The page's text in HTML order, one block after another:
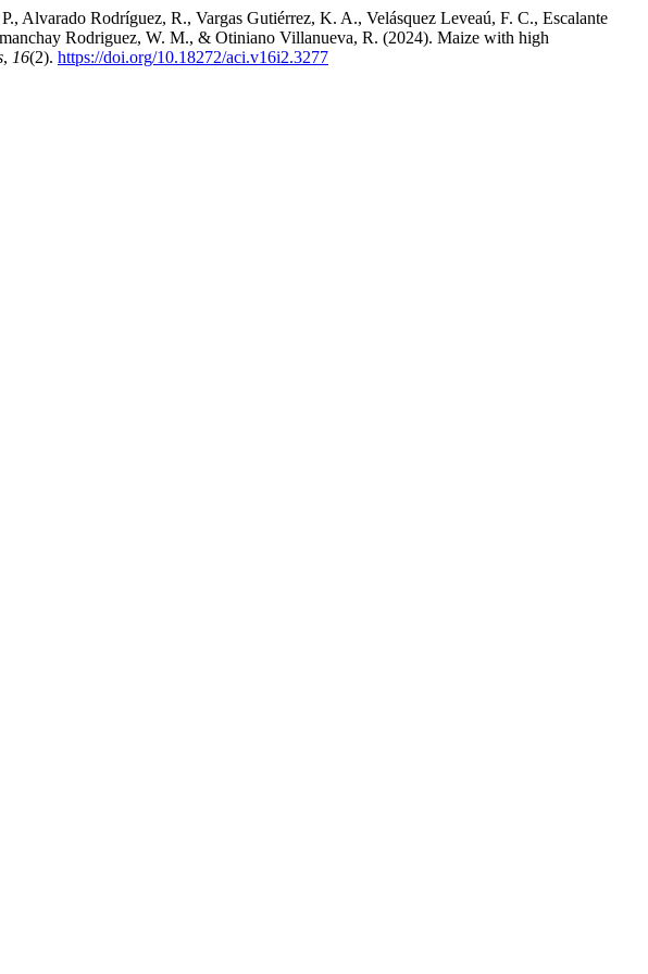
Alvarado Rodríguez, R., Vargas Gutiérrez, K. A., Velásquez Leveaú, F. C., Escalante
Rodriguez, W. M., & Otiniano Villanueva, R. (2024). Maize with high
, 16(2). https://doi.org/10.18272/aci.v16i2.3277